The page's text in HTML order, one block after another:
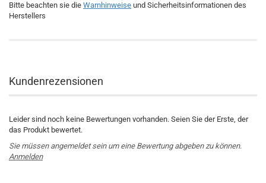
Bitte beachten sie die Warnhinweise und Sicherheitsinformationen des
Herstellers
Kundenrezensionen
Leider sind noch keine Bewertungen vorhanden. Seien Sie der Erste, der
das Produkt bewertet.
Sie müssen angemeldet sein um eine Bewertung abgeben zu können.
Anmelden